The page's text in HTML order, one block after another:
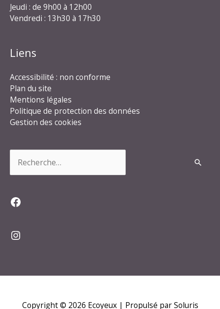
Jeudi : de 9h00 à 12h00
Vendredi : 13h30 à 17h30
Liens
Accessibilité : non conforme
Plan du site
Mentions légales
Politique de protection des données
Gestion des cookies
Facebook
Instagram
Copyright © 2026 Ecoyeux| Propulsé par Soluris